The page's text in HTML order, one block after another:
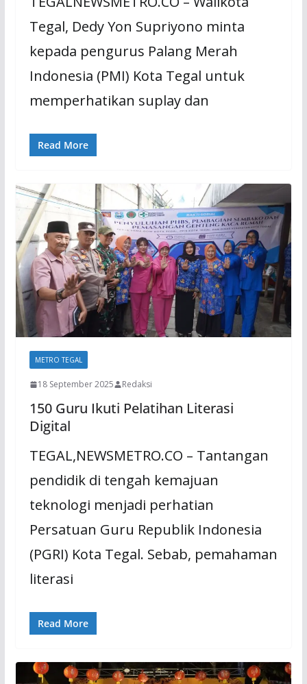
Tegal, Dedy Yon Supriyono minta
kepada pengurus Palang Merah
Indonesia (PMI) Kota Tegal untuk
memperhatikan suplay dan
Read More
METRO TEGAL
18 September 2025 Redaksi
150 Guru Ikuti Pelatihan Literasi
Digital
TEGAL,NEWSMETRO.CO – Tantangan
pendidik di tengah kemajuan
teknologi menjadi perhatian
Persatuan Guru Republik Indonesia
(PGRI) Kota Tegal. Sebab, pemahaman
literasi
Read More